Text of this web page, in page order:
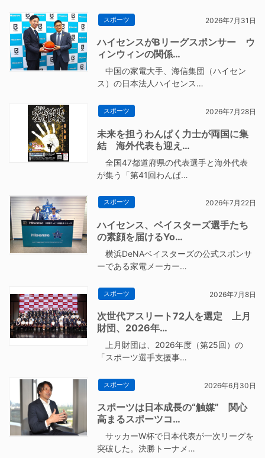
スポーツ 2026年7月31日
ハイセンスがBリーグスポンサー ウ
ィンウィンの関係…
中国の家電大手、海信集団（ハイセン
ス）の日本法人ハイセンス…
スポーツ 2026年7月28日
未来を担うわんぱく力士が両国に集
結 海外代表も迎え…
全国47都道府県の代表選手と海外代表
が集う「第41回わんぱ…
スポーツ 2026年7月22日
ハイセンス、ベイスターズ選手たち
の素顔を届けるYo…
横浜DeNAベイスターズの公式スポンサ
ーである家電メーカー…
スポーツ 2026年7月8日
次世代アスリート72人を選定 上月
財団、2026年…
上月財団は、2026年度（第25回）の
「スポーツ選手支援事…
スポーツ 2026年6月30日
スポーツは日本成長の“触媒” 関心
高まるスポーツコ…
サッカーW杯で日本代表が一次リーグを
突破した。決勝トーナメ…